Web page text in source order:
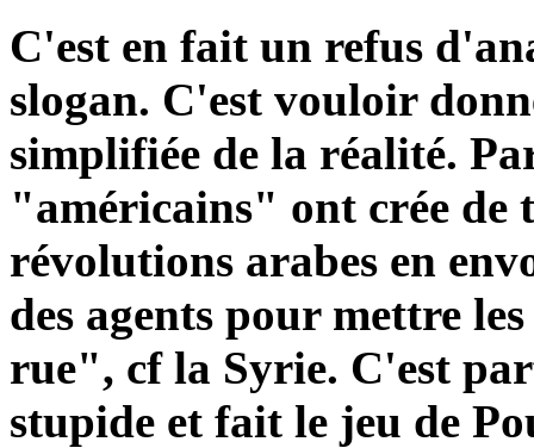
C'est en fait un refus
slogan. C'est vouloir
simplifiée de la réalité.
"américains" ont crée de
révolutions arabes en
des agents pour mettre
rue", cf la Syrie. C'est
stupide et fait le jeu de